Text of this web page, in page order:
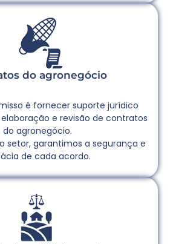
do agronegócio
é fornecer suporte jurídico
e revisão de contratos
do agronegócio.
setor, garantimos a segurança e
de cada acordo.